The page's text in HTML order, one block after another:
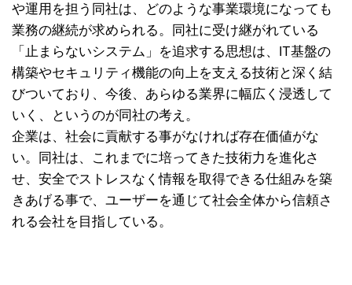
や運用を担う同社は、どのような事業環境になっても
業務の継続が求められる。同社に受け継がれている
「止まらないシステム」を追求する思想は、IT基盤の
構築やセキュリティ機能の向上を支える技術と深く結
びついており、今後、あらゆる業界に幅広く浸透して
いく、というのが同社の考え。
企業は、社会に貢献する事がなければ存在価値がな
い。同社は、これまでに培ってきた技術力を進化さ
せ、安全でストレスなく情報を取得できる仕組みを築
きあげる事で、ユーザーを通じて社会全体から信頼さ
れる会社を目指している。